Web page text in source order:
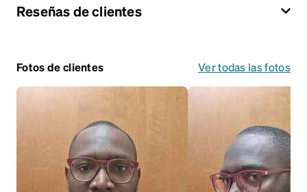
Reseñas de clientes
Fotos de clientes Ver todas las fotos